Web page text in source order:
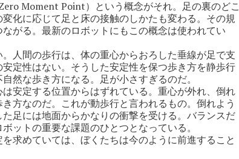
Moment Point）という概念がそれ。足の裏のどこ
化に応じて足と床の接触のしかたも変わる。その規
がる。最新のロボットにもこの概念は使われてい
人間の歩行は、体の重心からおろした垂線が足で支
定性はない。そうした安定性を保つ歩き方を静歩行
然な歩き方になる。足が小さすぎるのだ。
安定する位置からはずれている。重心が外れ、倒れ
方なのだ。これが動歩行と言われるもの。倒れよう
足には地面からかなりの衝撃を受ける。バランスだ
ットの重要な課題のひとつとなっている。
求めていては、ぼくたちは今のように前進すること